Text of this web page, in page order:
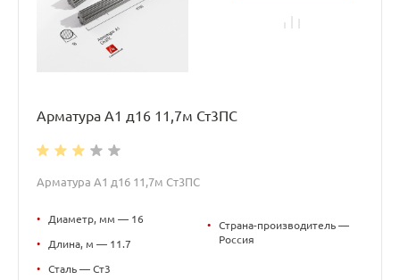
Арматура А1 д16 11,7м Ст3ПС
Арматура А1 д16 11,7м Ст3ПС
• Диаметр, мм — 16
• Длина, м — 11.7
• Сталь — Ст3
•
Страна-производитель —
Россия